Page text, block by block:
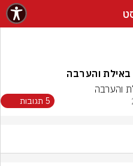
באילת והערבה
והערבה
5 תגובות